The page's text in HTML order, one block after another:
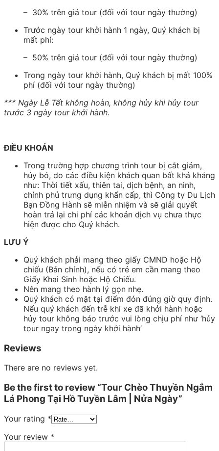
– 30% trên giá tour (đối với tour ngày thường)
Trước ngày tour khởi hành 1 ngày, Quý khách bị
mất phí:
– 50% trên giá tour (đối với tour ngày thường)
Trong ngày tour khởi hành, Quý khách bị mất 100%
phí (đối với tour ngày thường)
*** Ngày Lễ Tết không hoàn, không hủy khi hủy tour
trước 3 ngày tour khởi hành.
ĐIỀU KHOẢN
Trong trường hợp chương trình tour bị cắt giảm,
hủy bỏ, do các điều kiện khách quan bất khả kháng
như: Thời tiết xấu, thiên tai, dịch bệnh, an ninh,
chính phủ trưng dụng khẩn cấp, thì Công ty Du Lịch
Bạn Đồng Hành sẽ miễn nhiệm và sẽ giải quyết
hoàn trả lại chi phí các khoản dịch vụ chưa thực
hiện được cho Quý khách.
LƯU Ý
Quý khách phải mang theo giấy CMND hoặc Hộ
chiếu (Bản chính), nếu có trẻ em cần mang theo
Giấy Khai Sinh hoặc Hộ Chiếu.
Nên mang theo hành lý gọn nhẹ.
Quý khách có mặt tại điểm đón đúng giờ quy định.
Nếu quý khách đến trễ khi xe đã khởi hành hoặc
hủy tour không báo trước vui lòng chịu phí như ‘hủy
tour ngay trong ngày khởi hành’
Reviews
There are no reviews yet.
Be the first to review “Tour Chèo Thuyền Ngắm
Lá Phong Tại Hồ Tuyền Lâm | Nửa Ngày”
Your rating *
Your review *